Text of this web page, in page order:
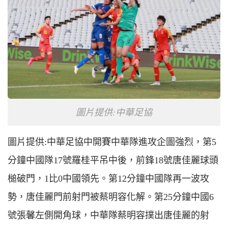
圖片提供:中華足協
圖片提供:中華足協中開賽中華隊進攻企圖強烈，第5
分鐘中國隊17號羅桂平吊中後，前鋒18號唐佳麗球頭
槌破門，1比0中國領先。第12分鐘中國隊再一波攻
勢，唐佳麗門前射門被蔡明容化解。第25分鐘中國6
號張馨左側開角球，中華隊蔡明容撲出唐佳麗的射